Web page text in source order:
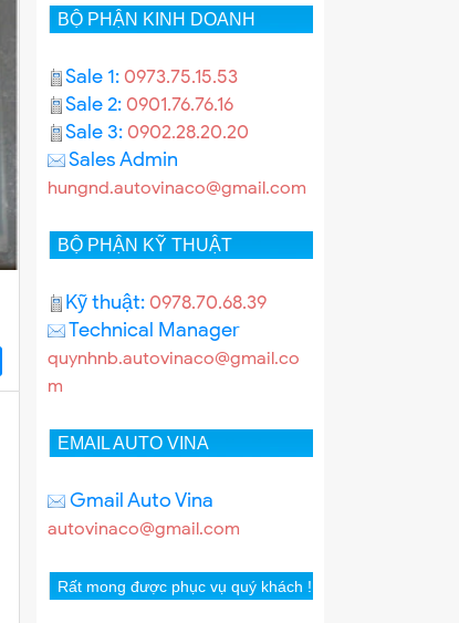
BỘ PHẬN KINH DOANH
Sale 1: 0973.75.15.53
Sale 2: 0901.76.76.16
Sale 3: 0902.28.20.20
Sales Admin
hungnd.autovinaco@gmail.com
BỘ PHẬN KỸ THUẬT
Kỹ thuật: 0978.70.68.39
Technical Manager
quynhnb.autovinaco@gmail.co
m
EMAIL AUTO VINA
Gmail Auto Vina
autovinaco@gmail.com
Rất mong được phục vụ quý khách !